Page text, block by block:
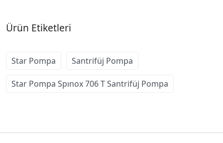
Ürün Etiketleri
Star Pompa Santrifüj Pompa
Star Pompa Spınox 706 T Santrifüj Pompa